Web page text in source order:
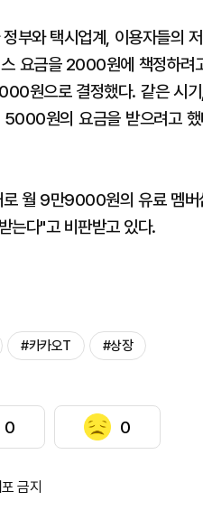
부와 택시업계, 이용자들의
요금을 2000원에 책정하려
원으로 결정했다. 같은 시
5000원의 요금을 받으려고
월 9만9000원의 유료 멤버
는다"고 비판받고 있다.
#카카오T #상장
0 0
금지